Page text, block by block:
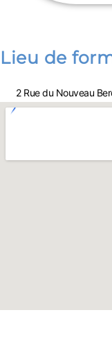
Lieu de
2 Rue du Nouveau